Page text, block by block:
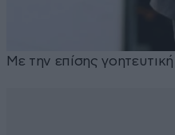
Με την επίσης